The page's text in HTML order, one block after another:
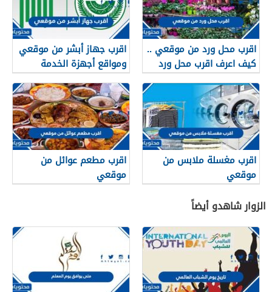
اقرب محل ورد من موقعي ..
كيف اعرف اقرب محل ورد
من مكاني
اقرب جهاز أبشر من موقعي
ومواقع أجهزة الخدمة
الذاتية في المملكة
اقرب مغسلة ملابس من
موقعي
اقرب مطعم عوائل من
موقعي
الزوار شاهدو أيضاً